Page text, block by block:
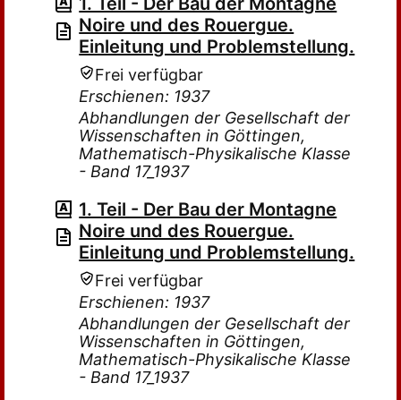
Noire und des Rouergue.
Einleitung und Problemstellung.
Frei verfügbar
Erschienen: 1937
Abhandlungen der Gesellschaft der
Wissenschaften in Göttingen,
Mathematisch-Physikalische Klasse
- Band 17_1937
1. Teil - Der Bau der Montagne
Noire und des Rouergue.
Einleitung und Problemstellung.
Frei verfügbar
Erschienen: 1937
Abhandlungen der Gesellschaft der
Wissenschaften in Göttingen,
Mathematisch-Physikalische Klasse
- Band 17_1937